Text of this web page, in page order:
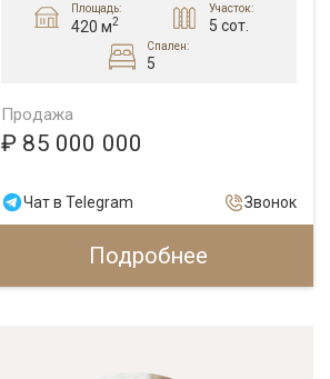
Площадь:
420 м2
Участок:
5 сот.
Спален:
5
Продажа
₽ 85 000 000
Чат в Telegram Звонок
Подробнее